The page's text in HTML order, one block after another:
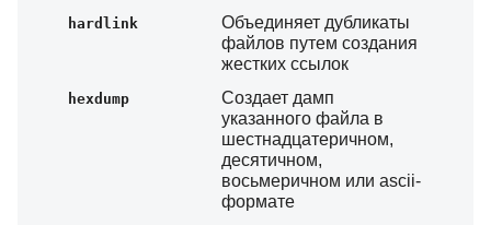
hardlink
Объединяет дубликаты
файлов путем создания
жестких ссылок
hexdump
Создает дамп
указанного файла в
шестнадцатеричном,
десятичном,
восьмеричном или ascii-
формате